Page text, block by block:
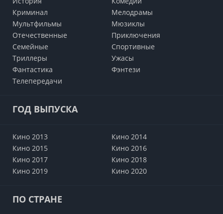
Криминал
Мелодрамы
Мультфильмы
Мюзиклы
Отечественные
Приключения
Семейные
Cпортивные
Триллеры
Ужасы
Фантастика
Фэнтези
Телепередачи
ГОД ВЫПУСКА
Кино 2013
Кино 2014
Кино 2015
Кино 2016
Кино 2017
Кино 2018
Кино 2019
Кино 2020
ПО СТРАНЕ